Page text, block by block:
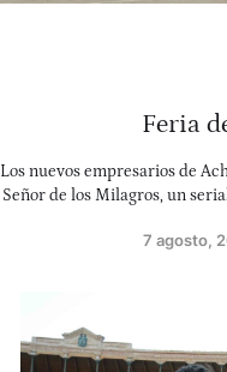
Feria
Los nuevos empresarios de
Señor de los Milagros, un
7 agosto,